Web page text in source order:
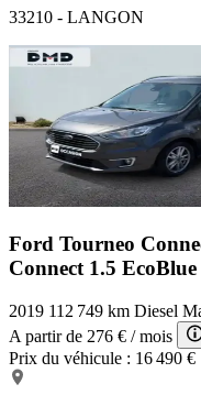
33210 - LANGON
Ford Tourneo
Connect 1.5
2019 112 749 km Diesel
A partir de 276 € / mois
Prix du véhicule : 16 490 €